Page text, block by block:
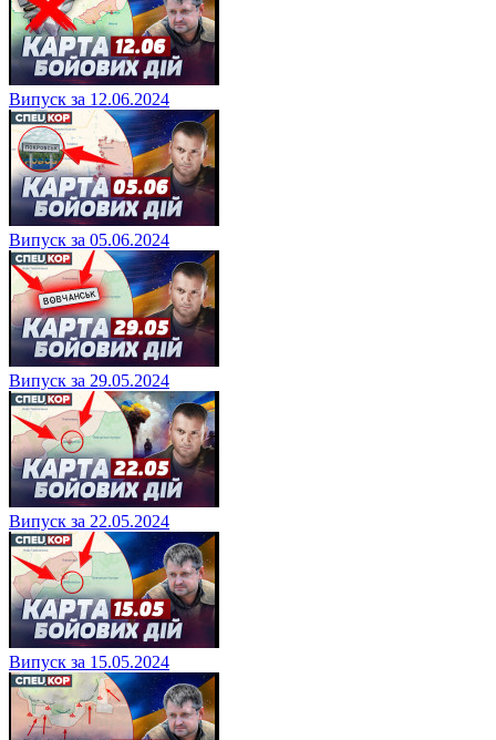
Випуск за 12.06.2024
Випуск за 05.06.2024
Випуск за 29.05.2024
Випуск за 22.05.2024
Випуск за 15.05.2024